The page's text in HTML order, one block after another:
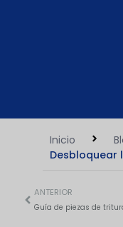
Inicio
Desbloquear
ANTERIOR
Guía de piezas de